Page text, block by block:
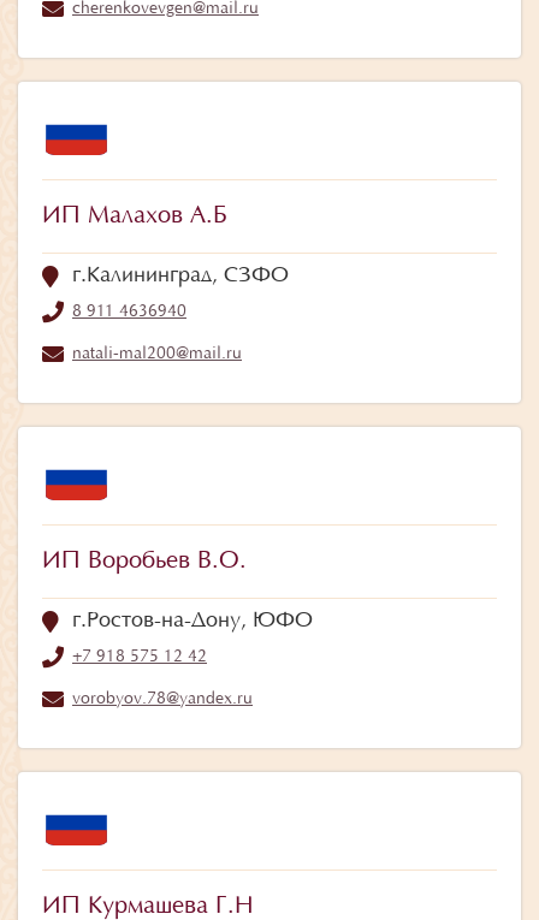
cherenkovevgen@mail.ru
ИП Малахов А.Б
г.Калининград, СЗФО
8 911 4636940
natali-mal200@mail.ru
ИП Воробьев В.О.
г.Ростов-на-Дону, ЮФО
+7 918 575 12 42
vorobyov.78@yandex.ru
ИП Курмашева Г.Н